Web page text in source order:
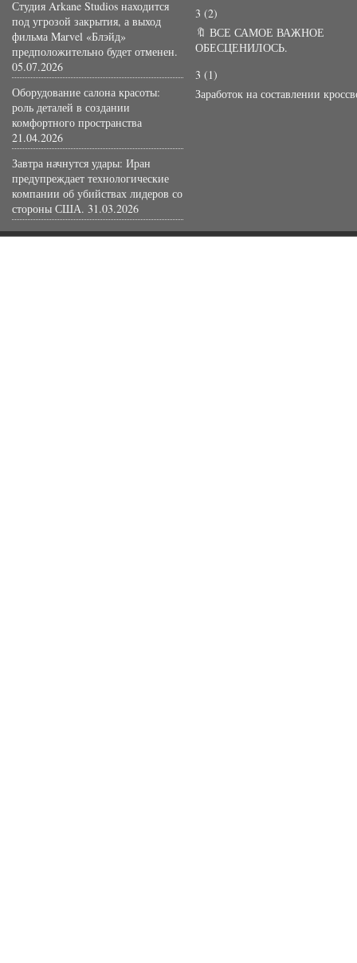
Студия Arkane Studios находится
под угрозой закрытия, а выход
фильма Marvel «Блэйд»
предположительно будет отменен.
05.07.2026
Оборудование салона красоты:
роль деталей в создании
комфортного пространства
21.04.2026
Завтра начнутся удары: Иран
предупреждает технологические
компании об убийствах лидеров со
стороны США. 31.03.2026
3 (2)
🔖 ВСЕ САМОЕ ВАЖНОЕ
ОБЕСЦЕНИЛОСЬ.
3 (1)
Заработок на составлении